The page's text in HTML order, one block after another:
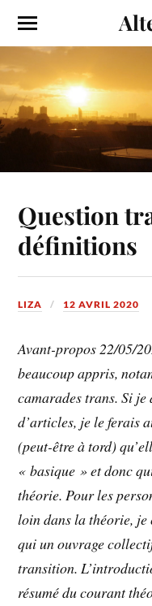
Question
définitions
LIZA 12 AVRIL 2020
Avant-propos 22/05/
beaucoup appris,
camarades trans. Si
d’articles, je le ferais
(peut-être à tord)
« basique » et donc
théorie. Pour les
loin dans la théorie,
qui un ouvrage
transition.
résumé du courant